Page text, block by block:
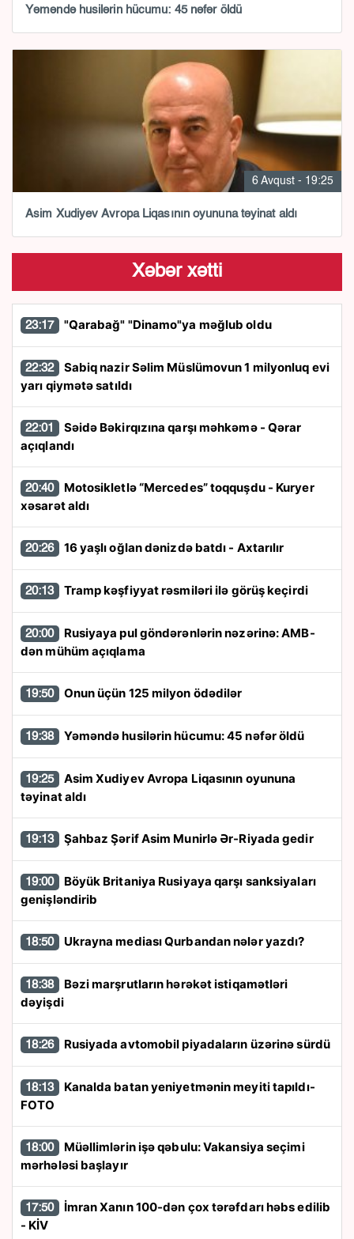
Yəməndə husilərin hücumu: 45 nəfər öldü
6 Avqust - 19:25
Asim Xudiyev Avropa Liqasının oyununa təyinat aldı
Xəbər xətti
23:17 "Qarabağ" "Dinamo"ya məğlub oldu
22:32
yarı qiymətə satıldı
22:01
açıqlandı
20:40
xəsarət aldı
20:26 16 yaşlı oğlan dənizdə batdı - Axtarılır
20:13 Tramp kəşfiyyat rəsmiləri ilə görüş keçirdi
20:00
dən mühüm açıqlama
19:50 Onun üçün 125 milyon ödədilər
19:38 Yəməndə husilərin hücumu: 45 nəfər öldü
19:25
təyinat aldı
19:13 Şahbaz Şərif Asim Munirlə Ər-Riyada gedir
19:00
genişləndirib
18:50 Ukrayna mediası Qurbandan nələr yazdı?
18:38
dəyişdi
18:26 Rusiyada avtomobil piyadaların üzərinə sürdü
18:13
FOTO
18:00
mərhələsi başlayır
17:50
- KİV